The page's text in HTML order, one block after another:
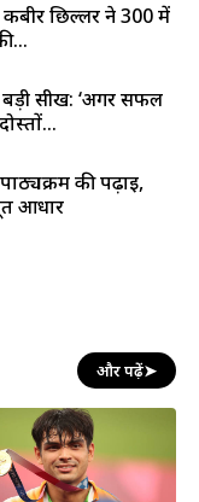
छिल्लर ने 300 में
सीख: ‘अगर सफल
की पढ़ाई,
आधार
और पढ़ें➤